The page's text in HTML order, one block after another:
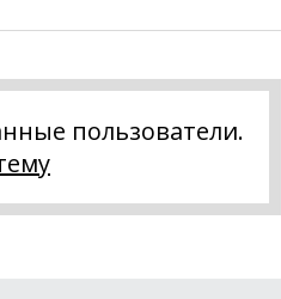
пользователи.